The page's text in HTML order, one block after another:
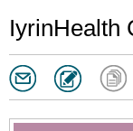
IyrinHealth